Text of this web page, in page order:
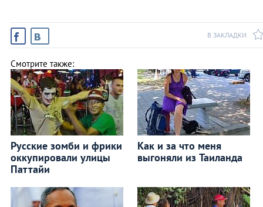
В ЗАКЛАДКИ
Смотрите также:
Русские зомби и фрики
оккупировали улицы
Паттайи
Как и за что меня
выгоняли из Таиланда